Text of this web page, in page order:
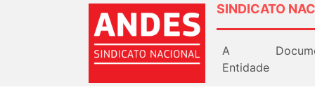
SINDICATO
A
Entidade